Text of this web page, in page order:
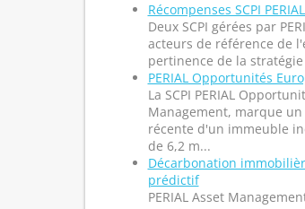
Récompenses SCPI
Deux SCPI gérées par
acteurs de référence de
pertinence de la
PERIAL Opportunités
La SCPI PERIAL
Management, marque
récente d'un immeuble
de 6,2 m...
Décarbonation
prédictif
PERIAL Asset